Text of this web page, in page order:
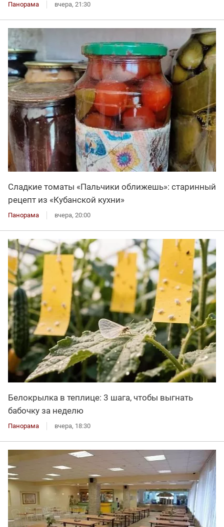
Панорама вчера, 21:30
Сладкие томаты «Пальчики оближешь»: старинный
рецепт из «Кубанской кухни»
Панорама вчера, 20:00
Белокрылка в теплице: 3 шага, чтобы выгнать
бабочку за неделю
Панорама вчера, 18:30